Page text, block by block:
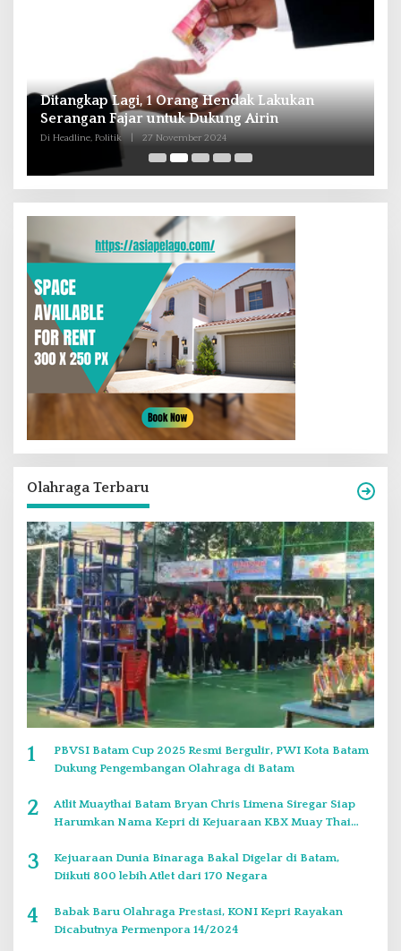
Andra Soni : Perbaiki Pendidikan dan
Tingkatkan SDM Untuk Banten Lebih Maju
Di Headline, Nasional, Politik | 16 Oktober 2024
Olahraga Terbaru
1
PBVSI Batam Cup 2025 Resmi Bergulir, PWI Kota Batam
Dukung Pengembangan Olahraga di Batam
2
Atlit Muaythai Batam Bryan Chris Limena Siregar Siap
Harumkan Nama Kepri di Kejuaraan KBX Muay Thai
3
Kejuaraan Dunia Binaraga Bakal Digelar di Batam,
Diikuti 800 lebih Atlet dari 170 Negara
4
Babak Baru Olahraga Prestasi, KONI Kepri Rayakan
Dicabutnya Permenpora 14/2024